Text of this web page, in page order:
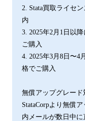
2. Stata買取ライセ
内
3. 2025年2⽉1⽇以
ご購⼊
4. 2025年3⽉8⽇〜4
格でご購⼊
無償アップグレー
StataCorpより無償
内メールが数日中